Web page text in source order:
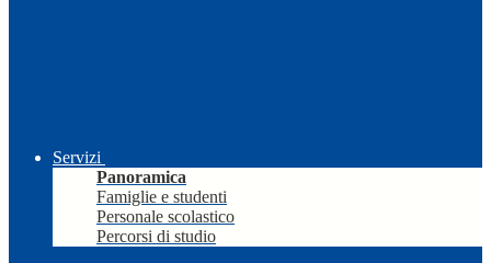
Servizi
Panoramica
Famiglie e studenti
Personale scolastico
Percorsi di studio